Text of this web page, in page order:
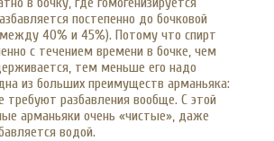
постепенно до бочковой
40% и 45%). Потому что спирт
с течением времени в бочке, чем
тем меньше его надо
из больших преимуществ арманьяка:
требуют разбавления вообще. С этой
арманьяки очень «чистые», даже
водой.